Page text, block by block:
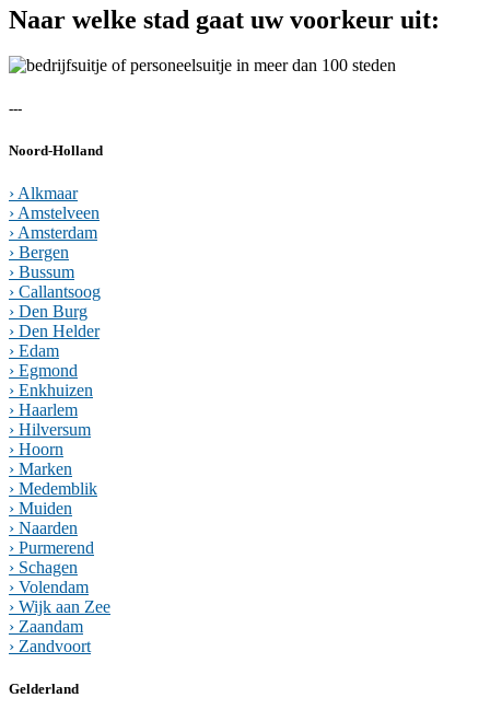
Naar welke stad gaat uw voorkeur uit:
---
Noord-Holland
› Alkmaar
› Amstelveen
› Amsterdam
› Bergen
› Bussum
› Callantsoog
› Den Burg
› Den Helder
› Edam
› Egmond
› Enkhuizen
› Haarlem
› Hilversum
› Hoorn
› Marken
› Medemblik
› Muiden
› Naarden
› Purmerend
› Schagen
› Volendam
› Wijk aan Zee
› Zaandam
› Zandvoort
Gelderland